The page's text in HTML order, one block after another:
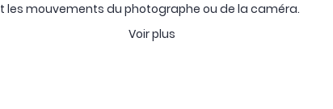
les mouvements du photographe ou de la caméra.
la luminosité, la compacité, la proximité avec le
pour les faibles distances de mise au
pour déplacer le plan de netteté ou encore objectifs
Voir plus